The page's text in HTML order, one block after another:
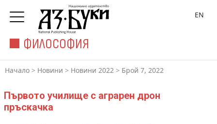
ФИЛОСОФИЯ
EN
Начало > Новини > Новини 2022 > Брой 7, 2022
Първото училище с аграрен дрон
пръскачка